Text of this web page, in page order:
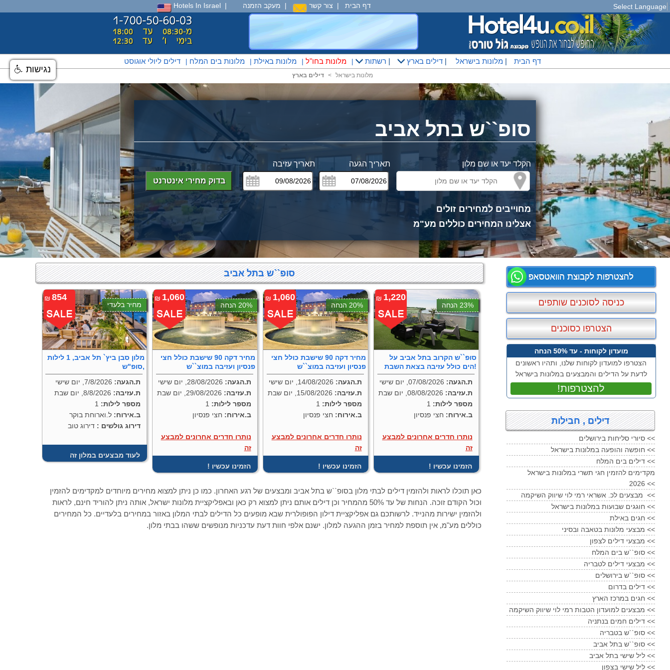
Hotels In Israel | מעקב הזמנה | צור קשר | דף הבית Select Language
דילים ליולי אוגוסט | מלונות בים המלח | מלונות באילת | מלונות בחו"ל | רשתות | דילים בארץ | מלונות בישראל | דף הבית
דילים בארץ < מלונות בישראל
סופ``ש בתל אביב
הקלד יעד או שם מלון תאריך הגעה
תאריך עזיבה
בדוק מחירי אינטרנט
מחוייבים למחירים זולים
אצלינו המחירים כוללים מע"מ
סופ``ש בתל אביב
1,220
₪
23% הנחה
סופ``ש הקרוב בתל אביב על
הים כולל עזיבה בצאת השבת!
ת.הגעה:
ת.עזיבה: 08/08/2026, יום שבת
מספר לילות:
ב.אירוח: חצי פנסיון
נותרו חדרים אחרונים למבצע
זה
! הזמינו עכשיו
1,060
₪
20% הנחה
מחיר דקה 90 שישבת כולל חצי
פנסיון ועזיבה במוצ``ש
ת.הגעה:
ת.עזיבה: 15/08/2026, יום שבת
מספר לילות:
ב.אירוח: חצי פנסיון
נותרו חדרים אחרונים למבצע
זה
! הזמינו עכשיו
1,060
₪
20% הנחה
מחיר דקה 90 שישבת כולל חצי
פנסיון ועזיבה במוצ``ש
ת.הגעה:
ת.עזיבה: 29/08/2026, יום שבת
מספר לילות:
ב.אירוח: חצי פנסיון
נותרו חדרים אחרונים למבצע
זה
! הזמינו עכשיו
854
₪
מחיר בלעדי
מלון סבן ביץ` תל אביב, 1 לילות
,סופ"ש
ת.הגעה:
ת.עזיבה: 8/8/2026, יום שבת
מספר לילות:
ב.אירוח: ל.וארוחת בוקר
דירוג גולשים : דירוג טוב
לעוד מבצעים במלון זה
כאן תוכלו לראות ולהזמין דילים לבתי מלון בסופ``ש בתל אביב ומבצעים של רגע האחרון. כמו כן ניתן למצוא מחירים מיוחדים למקדימים להזמין
וכול הקודם זוכה. הנחות של עד 50% מהמחיר וכן דילים אותם ניתן למצוא רק כאן ובאפליקציית מלונות ישראל, אותה ניתן להוריד חינם, לראות
ולהזמין ישירות מהנייד. לרשותכם גם אפליקציית דילון הפופולרית שבא מופעים כל הדילים לבתי המלון באזור במחירים בלעדיים. כל המחירים
כוללים מע"מ, אין תוספת למחיר בזמן ההגעה למלון. ישנם אלפי חוות דעת עדכניות מנופשים ששהו בבתי מלון.
להצטרפות לקבוצת הוואטסאפ
כניסה לסוכנים שותפים
הצטרפו כסוכנים
מועדון לקוחות - עד 50% הנחה
הצטרפו למועדון לקוחות שלנו, ותהיו ראשונים
לדעת על הדילים והמבצעים במלונות בישראל
!להצטרפות
דילים , חבילות
סיורי סליחות בירושלים <<
חופשה והופעה במלונות בישראל <<
דילים בים המלח <<
מקדימים להזמין חגי תשרי במלונות בישראל
2026 <<
מבצעים לכ. אשראי רמי לוי שיווק השיקמה <<
חוגגים שבועות במלונות בישראל <<
חגים באילת <<
מבצעי מלונות בטאבה ובסיני <<
מבצעי דילים לצפון <<
סופ``ש בים המלח <<
מבצעי דילים לטבריה <<
סופ``ש בירושלים <<
דילים בדרום <<
חגים במרכז הארץ <<
מבצעים למועדון הטבות רמי לוי שיווק השיקמה <<
דילים חמים בנתניה <<
סופ``ש בטבריה <<
סופ``ש בתל אביב <<
ליל שישי בתל אביב <<
ליל שישי בצפון <<
נגישות